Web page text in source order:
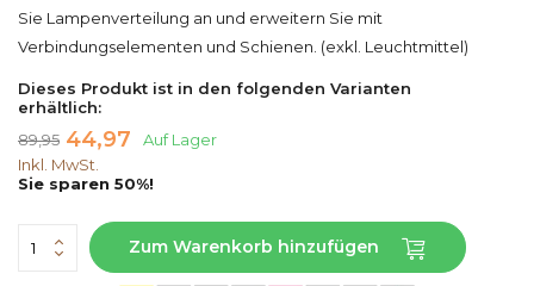
Sie Lampenverteilung an und erweitern Sie mit
Verbindungselementen und Schienen. (exkl. Leuchtmittel)
Dieses Produkt ist in den folgenden Varianten
erhältlich:
89,95 44,97
Auf Lager
Inkl. MwSt.
Sie sparen 50%!
Zum Warenkorb hinzufügen